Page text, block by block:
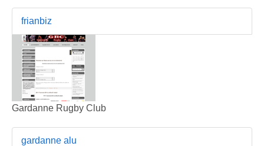
frianbiz
Gardanne Rugby Club
gardanne alu